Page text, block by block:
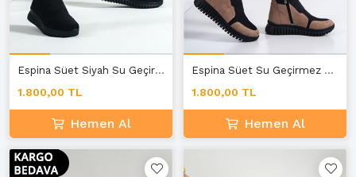
Espina Süet Siyah Su Geçirmez Kadın Bot E-3
1.800,00 TL
Hemen Al
Espina Süet Su Geçirmez Kadın Bot Vizon-Siyah E-3
1.800,00 TL
Hemen Al